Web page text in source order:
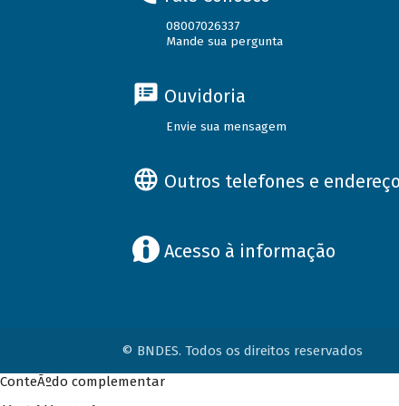
08007026337
Mande sua pergunta
Ouvidoria
Envie sua mensagem
Outros telefones e
Acesso à informação
© BNDES. Todos os direitos reservados
ConteÃºdo complementar